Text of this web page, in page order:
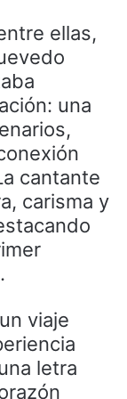
ellas,
una
cantante
carisma y
viaje
letra